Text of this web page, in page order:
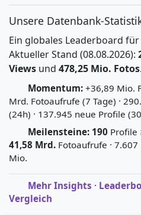
Unsere Datenbank-
Ein globales Leaderboard
Aktueller Stand (08.08.2026):
Views und 478,25 Mio. Fotos.
Momentum: +36,89 Mio.
Mrd. Fotoaufrufe (7 Tage) ·
(24h) · 137.945 neue Profile
Meilensteine: 190 Profile
41,58 Mrd. Fotoaufrufe ·
Mio.
Mehr Insights ·
Vergleich